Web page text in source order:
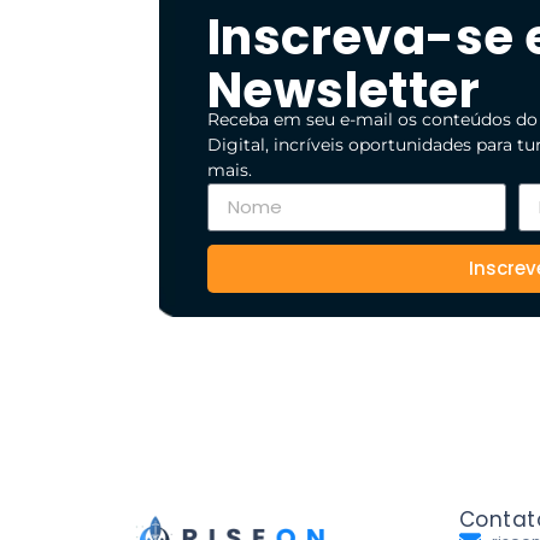
Inscreva-se
Newsletter
Receba em seu e-mail os conteúdos
Digital, incríveis oportunidades para
mais.